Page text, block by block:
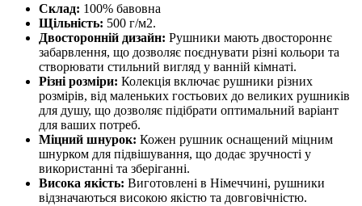
Склад: 100% бавовна
Щільність: 500 г/м2.
Двосторонній дизайн: Рушники мають двостороннє
забарвлення, що дозволяє поєднувати різні кольори та
створювати стильний вигляд у ванній кімнаті.
Різні розміри: Колекція включає рушники різних
розмірів, від маленьких гостьових до великих рушників
для душу, що дозволяє підібрати оптимальний варіант
для ваших потреб.
Міцний шнурок: Кожен рушник оснащений міцним
шнурком для підвішування, що додає зручності у
використанні та зберіганні.
Висока якість: Виготовлені в Німеччині, рушники
відзначаються високою якістю та довговічністю.